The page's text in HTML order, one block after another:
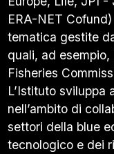
ERA-NET
tematica gestite
quali, ad esempio,
Fisheries
L’Istituto sviluppa
nell’ambito di
settori della blue
tecnologico e dei